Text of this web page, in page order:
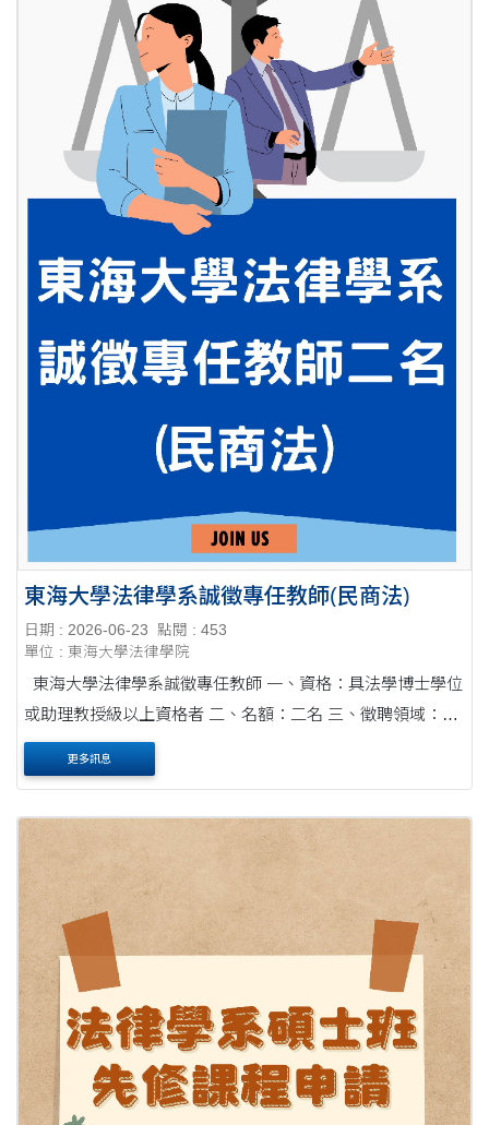
東海大學法律學系誠徵專任教師(民商法)
日期 : 2026-06-23
點閱 : 453
單位 : 東海大學法律學院
或助理教授級以上資格者 二、名額：二名 三、徵聘領域：民
商法領域 ....
更多訊息